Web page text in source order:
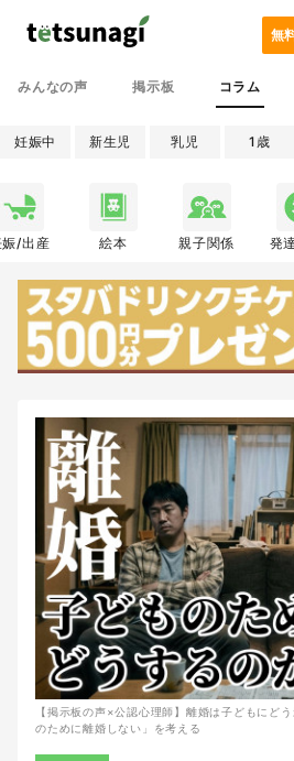
みんなの声 掲示板 コラム
無
妊娠中 新生児 乳児 1歳
娠/出産 絵本 親子関係 発
【掲示板の声×公認心理師】離婚は子どもにど
のために離婚しない」を考える